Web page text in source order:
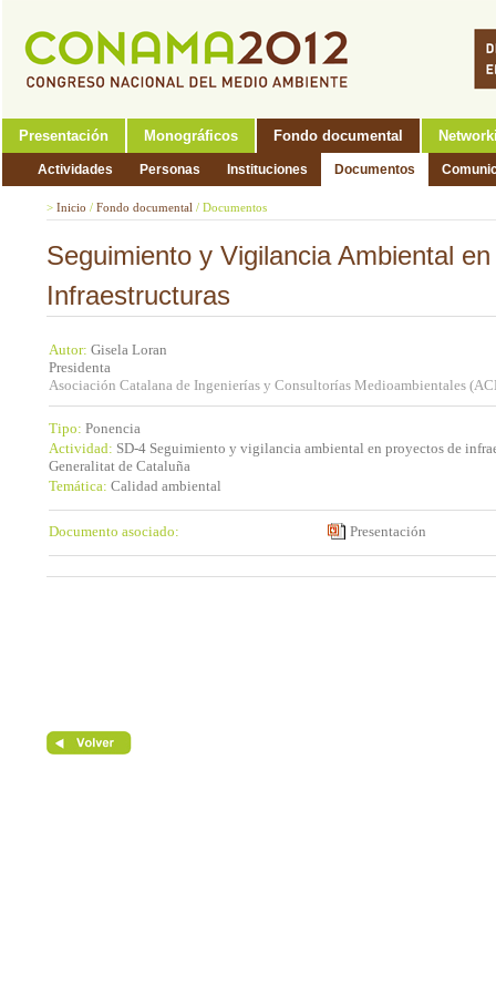
Presentación Monográficos Fondo documental
Actividades Personas Instituciones Documentos
> Inicio / Fondo documental / Documentos
Seguimiento y Vigilancia Ambiental
Infraestructuras
Autor: Gisela Loran
Presidenta
Asociación Catalana de Ingenierías y Consultorías Medioambientales
Tipo: Ponencia
Actividad: SD-4 Seguimiento y vigilancia ambiental en proyectos de
Generalitat de Cataluña
Temática: Calidad ambiental
Documento asociado: Presentación